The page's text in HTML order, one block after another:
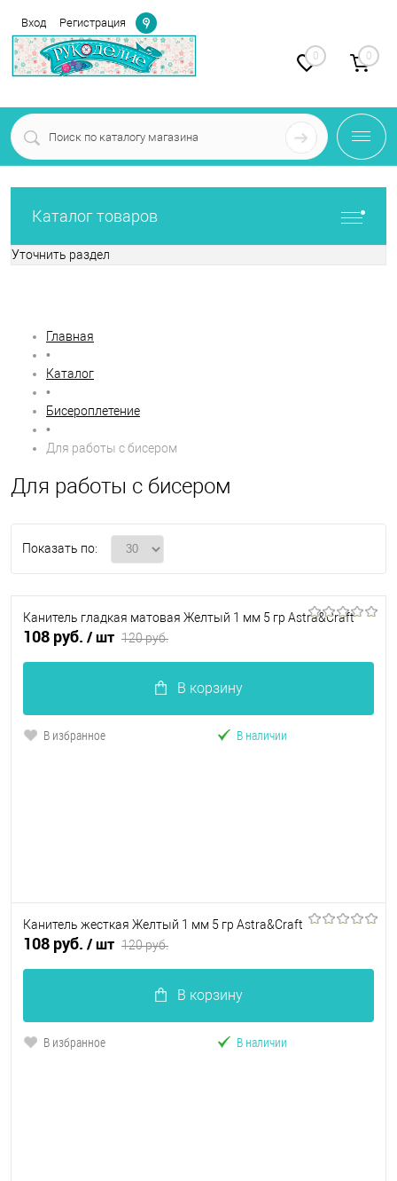
Вход Регистрация
Определение
0 0
Каталог товаров
Уточнить раздел
Главная
•
Каталог
•
Бисероплетение
•
Для работы с бисером
Для работы с бисером
Показать по:
Канитель гладкая матовая Желтый 1 мм 5 гр Astra&Craft
108 руб. / шт 120 руб.
В корзину
В избранное В наличии
Канитель жесткая Желтый 1 мм 5 гр Astra&Craft
108 руб. / шт 120 руб.
В корзину
В избранное В наличии